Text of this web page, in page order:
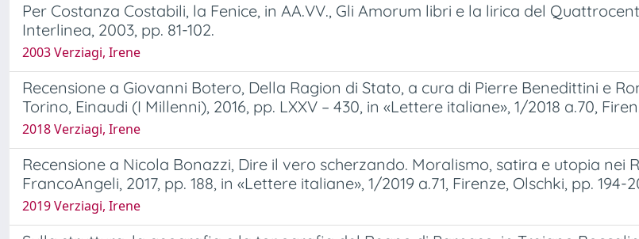
Per Costanza Costabili, la Fenice, in AA.VV., Gli Amorum libri e la lirica del
Interlinea, 2003, pp. 81-102.
2003 Verziagi, Irene
Recensione a Giovanni Botero, Della Ragion di Stato, a cura di Pierre Benedittini e
Torino, Einaudi (I Millenni), 2016, pp. LXXV – 430, in «Lettere italiane», 1/2018 a.70,
2018 Verziagi, Irene
Recensione a Nicola Bonazzi, Dire il vero scherzando. Moralismo, satira e utopia nei
FrancoAngeli, 2017, pp. 188, in «Lettere italiane», 1/2019 a.71, Firenze, Olschki, pp. 194-
2019 Verziagi, Irene